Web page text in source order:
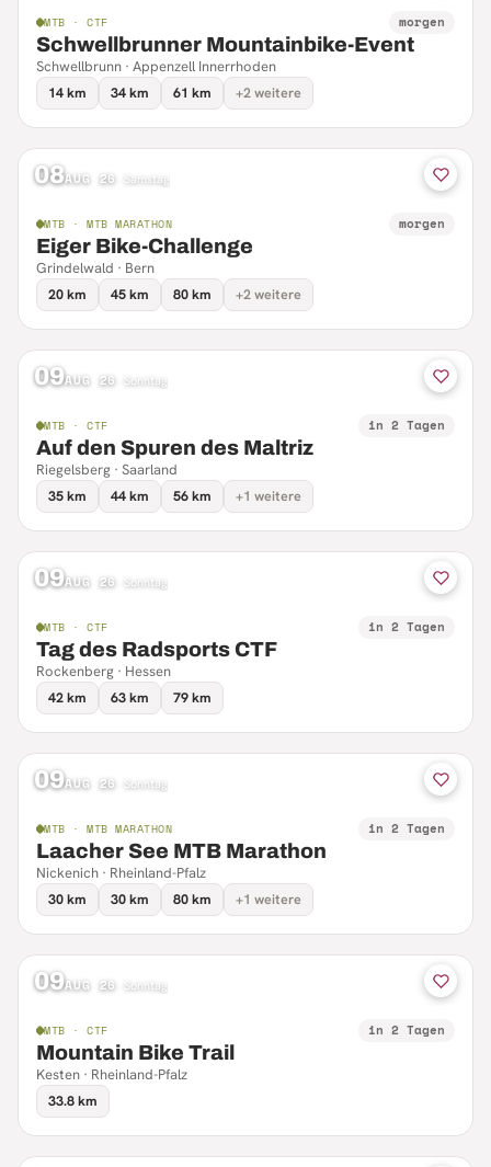
MTB · CTF morgen
Schwellbrunner Mountainbike-Event
Schwellbrunn · Appenzell Innerrhoden
14 km
34 km 61 km +2 weitere
08AUG 26 Samstag
MTB · MTB MARATHON morgen
Eiger Bike-Challenge
Grindelwald · Bern
20 km
45 km 80 km +2 weitere
09AUG 26 Sonntag
MTB · CTF in 2 Tagen
Auf den Spuren des Maltriz
Riegelsberg · Saarland
35 km
44 km 56 km +1 weitere
09AUG 26 Sonntag
MTB · CTF in 2 Tagen
Tag des Radsports CTF
Rockenberg · Hessen
42 km
63 km 79 km
09AUG 26 Sonntag
MTB · MTB MARATHON in 2 Tagen
Laacher See MTB Marathon
Nickenich · Rheinland-Pfalz
30 km
30 km 80 km +1 weitere
09AUG 26 Sonntag
MTB · CTF in 2 Tagen
Mountain Bike Trail
Kesten · Rheinland-Pfalz
33.8 km